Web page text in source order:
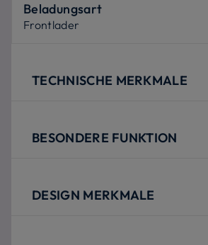
Beladungsart
Frontlader
TECHNISCHE MERKMALE
BESONDERE FUNKTION
DESIGN MERKMALE